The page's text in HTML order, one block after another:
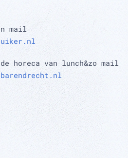
mail
horeca van lunch&zo mail